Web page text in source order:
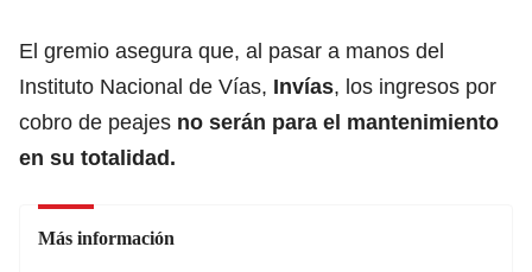
El gremio asegura que, al pasar a manos del
Instituto Nacional de Vías, Invías, los ingresos por
cobro de peajes no serán para el mantenimiento
en su totalidad.
Más información